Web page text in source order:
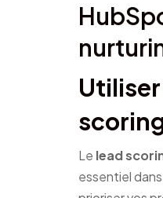
Le lead
essentiel